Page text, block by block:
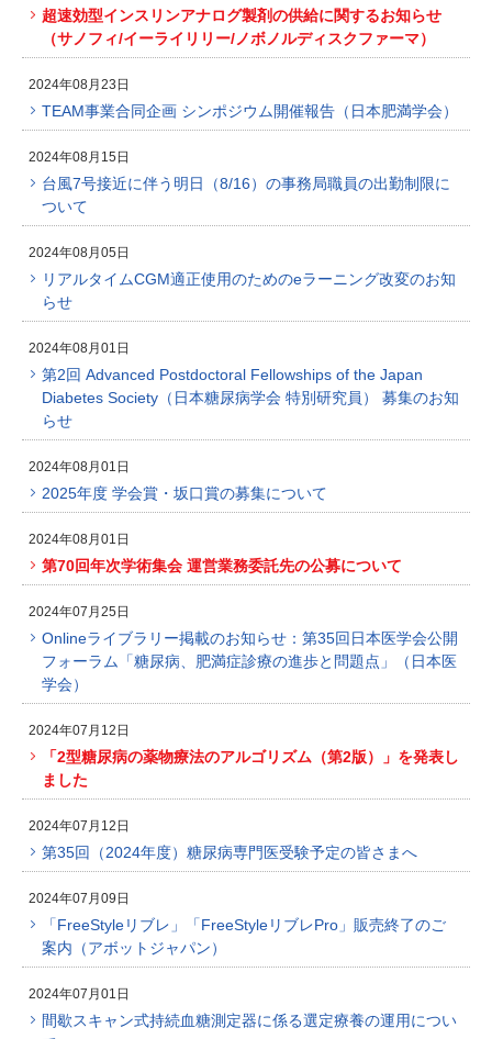
超速効型インスリンアナログ製剤の供給に関するお知らせ
（サノフィ/イーライリリー/ノボノルディスクファーマ）
2024年08月23日
TEAM事業合同企画 シンポジウム開催報告（日本肥満学会）
2024年08月15日
台風7号接近に伴う明日（8/16）の事務局職員の出勤制限に
ついて
2024年08月05日
リアルタイムCGM適正使用のためのeラーニング改変のお知
らせ
2024年08月01日
第2回 Advanced Postdoctoral Fellowships of the Japan
Diabetes Society（日本糖尿病学会 特別研究員） 募集のお知
らせ
2024年08月01日
2025年度 学会賞・坂口賞の募集について
2024年08月01日
第70回年次学術集会 運営業務委託先の公募について
2024年07月25日
Onlineライブラリー掲載のお知らせ：第35回日本医学会公開
フォーラム「糖尿病、肥満症診療の進歩と問題点」（日本医
学会）
2024年07月12日
「2型糖尿病の薬物療法のアルゴリズム（第2版）」を発表し
ました
2024年07月12日
第35回（2024年度）糖尿病専門医受験予定の皆さまへ
2024年07月09日
「FreeStyleリブレ」「FreeStyleリブレPro」販売終了のご
案内（アボットジャパン）
2024年07月01日
間歇スキャン式持続血糖測定器に係る選定療養の運用につい